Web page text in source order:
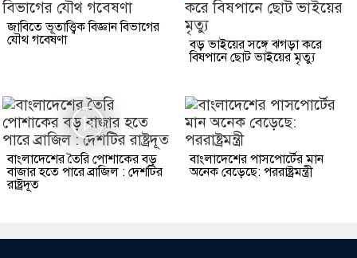
জাবিতে ভূতাত্ত্বিক বিজ্ঞান বিভাগের
যৌথ গবেষণা
বড় ভাইয়ের সঙ্গে ঝগড়া করে
বিষপানে ছোট ভাইয়ের মৃত্যু
বাংলাদেশের তৈরি পোশাকের বড়
বাজার হতে পারে ব্রাজিল : দেশটির
রাষ্ট্রদূত
বাংলাদেশের পাসপোর্টের মান
অনেক বেড়েছে: পররাষ্ট্রমন্ত্রী